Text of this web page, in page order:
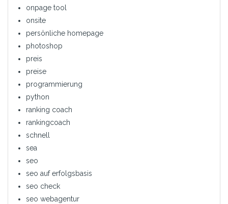
onpage tool
onsite
persönliche homepage
photoshop
preis
preise
programmierung
python
ranking coach
rankingcoach
schnell
sea
seo
seo auf erfolgsbasis
seo check
seo webagentur